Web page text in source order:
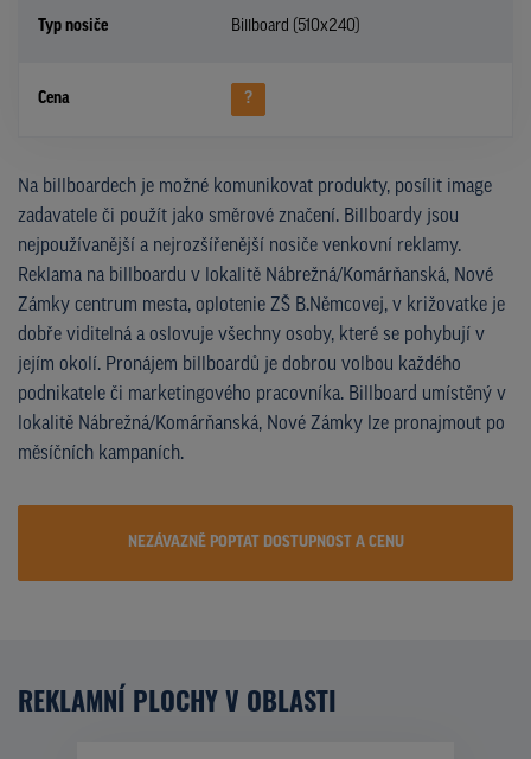
Typ nosiče Billboard (510x240)
Cena ?
Na billboardech je možné komunikovat produkty, posílit image
zadavatele či použít jako směrové značení. Billboardy jsou
nejpoužívanější a nejrozšířenější nosiče venkovní reklamy.
Reklama na billboardu v lokalitě Nábrežná/Komárňanská, Nové
Zámky centrum mesta, oplotenie ZŠ B.Němcovej, v križovatke je
dobře viditelná a oslovuje všechny osoby, které se pohybují v
jejím okolí. Pronájem billboardů je dobrou volbou každého
podnikatele či marketingového pracovníka. Billboard umístěný v
lokalitě Nábrežná/Komárňanská, Nové Zámky lze pronajmout po
měsíčních kampaních.
NEZÁVAZNĚ POPTAT DOSTUPNOST A CENU
REKLAMNÍ PLOCHY V OBLASTI